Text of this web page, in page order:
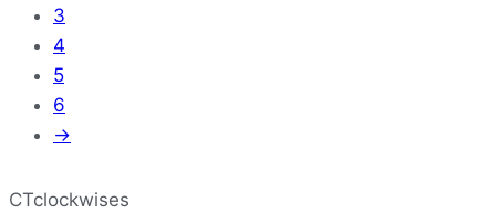
3
4
5
6
→
CTclockwises